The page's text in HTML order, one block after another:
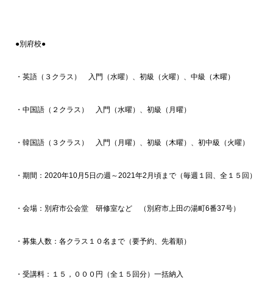
●別府校●
・英語（３クラス） 入門（水曜）、初級（火曜）、中級（木曜）
・中国語（２クラス） 入門（水曜）、初級（月曜）
・韓国語（３クラス） 入門（月曜）、初級（木曜）、初中級（火曜）
・期間：2020年10月5日の週～2021年2月頃まで（毎週１回、全１５回）
・会場：別府市公会堂 研修室など （別府市上田の湯町6番37号）
・募集人数：各クラス１０名まで（要予約、先着順）
・受講料：１５，０００円（全１５回分）一括納入